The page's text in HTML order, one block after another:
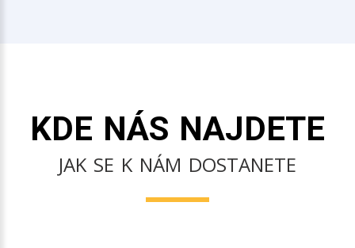
KDE NÁS NAJDETE
JAK SE K NÁM DOSTANETE